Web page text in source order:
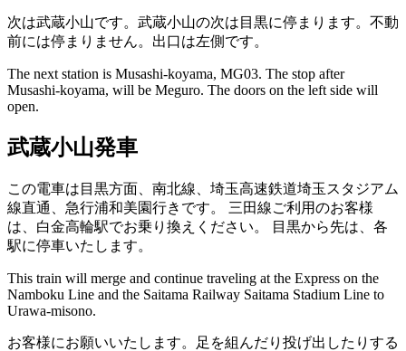
次は武蔵小山です。武蔵小山の次は目黒に停まります。不動
前には停まりません。出口は左側です。
The next station is Musashi-koyama, MG03. The stop after
Musashi-koyama, will be Meguro. The doors on the left side will
open.
武蔵小山発車
この電車は目黒方面、南北線、埼玉高速鉄道埼玉スタジアム
線直通、急行浦和美園行きです。 三田線ご利用のお客様
は、白金高輪駅でお乗り換えください。
目黒から先は、各
駅に停車いたします。
This train will merge and continue traveling at the Express on the
Namboku Line and the Saitama Railway Saitama Stadium Line to
Urawa-misono.
お客様にお願いいたします。足を組んだり投げ出したりする